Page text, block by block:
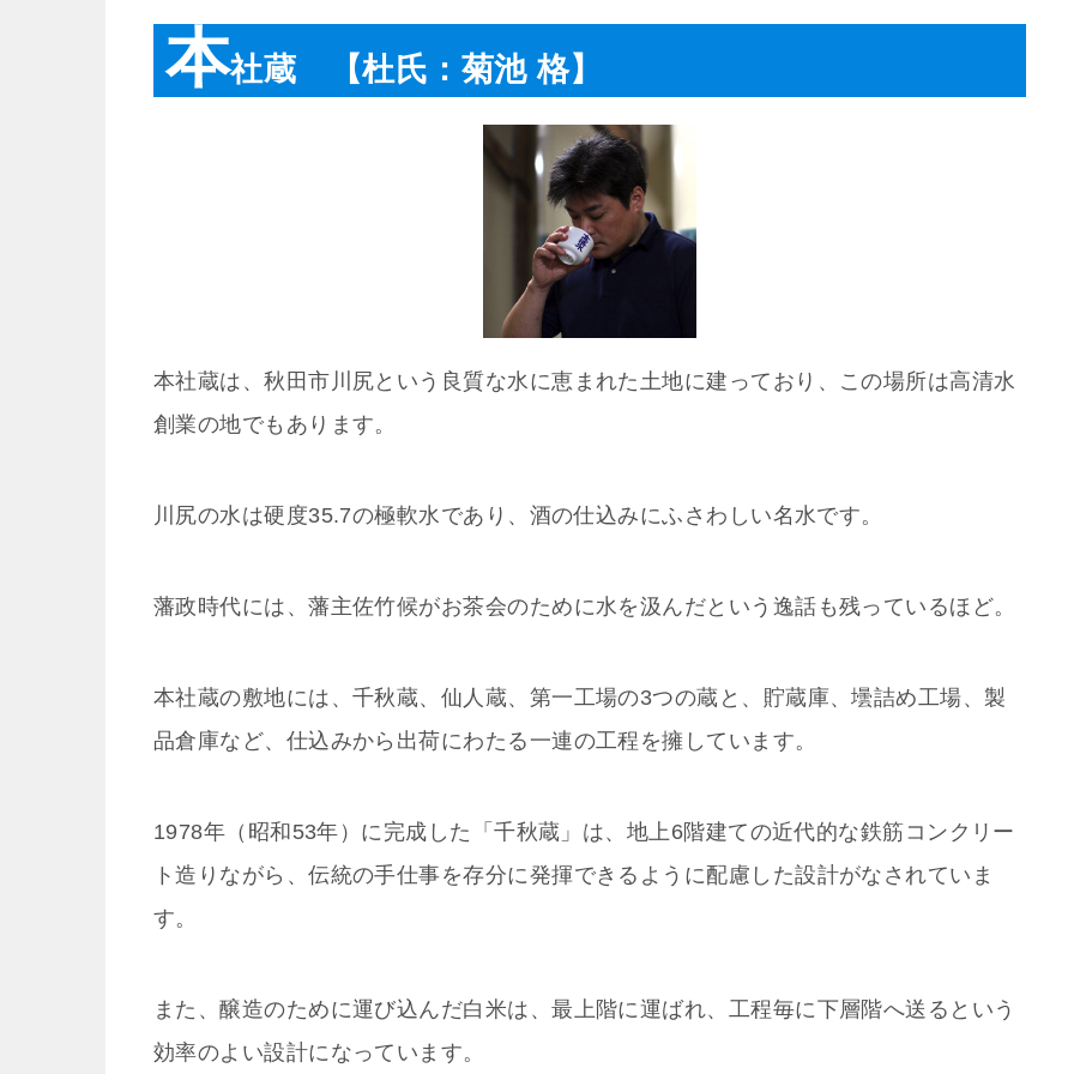
本社蔵 【杜氏：菊池 格】
本社蔵は、秋田市川尻という良質な水に恵まれた土地に建っており、この場所は高清水
創業の地でもあります。
川尻の水は硬度35.7の極軟水であり、酒の仕込みにふさわしい名水です。
藩政時代には、藩主佐竹候がお茶会のために水を汲んだという逸話も残っているほど。
本社蔵の敷地には、千秋蔵、仙人蔵、第一工場の3つの蔵と、貯蔵庫、壜詰め工場、製
品倉庫など、仕込みから出荷にわたる一連の工程を擁しています。
1978年（昭和53年）に完成した「千秋蔵」は、地上6階建ての近代的な鉄筋コンクリー
ト造りながら、伝統の手仕事を存分に発揮できるように配慮した設計がなされていま
す。
また、醸造のために運び込んだ白米は、最上階に運ばれ、工程毎に下層階へ送るという
効率のよい設計になっています。